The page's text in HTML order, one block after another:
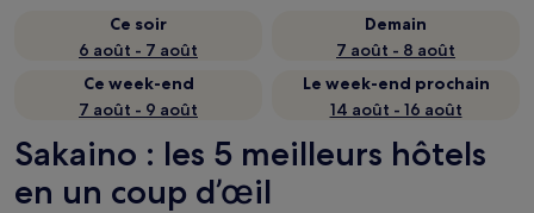
Ce soir
6 août - 7 août
Demain
7 août - 8 août
Ce week-end
7 août - 9 août
Le week-end prochain
14 août - 16 août
Sakaino : les 5 meilleurs hôtels
en un coup d’œil